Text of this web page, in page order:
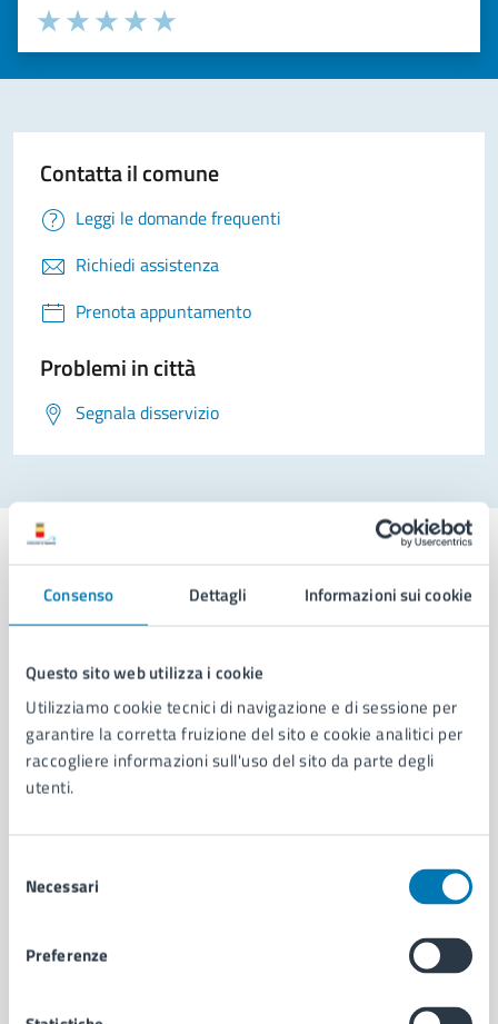
Consenso Dettagli Informazioni sui cookie
Questo sito web utilizza i cookie
Utilizziamo cookie tecnici di navigazione e di sessione per
garantire la corretta fruizione del sito e cookie analitici per
raccogliere informazioni sull'uso del sito da parte degli
utenti.
delNecessari
Preferenze
Valuta la chiarezza delle informazioni (da 1 a 5 stelle)
Seleziona il numero di stelle per valutare la chiarezza delle
Valuta 5 stelle su 5
Valuta 4 stelle su 5
Valuta 3 stelle su 5
Valuta 2 stelle su 5
Valuta 1 stelle su 5
Contatta il comune
Leggi le domande frequenti
Richiedi assistenza
Prenota appuntamento
Problemi in città
Segnala disservizio
Comune di Napoli
AMMINISTRAZIONE
Aree amministrative
Organi di governo
Municipalità
Personale amministrativo
Intranet, posta aziendale e protocollo